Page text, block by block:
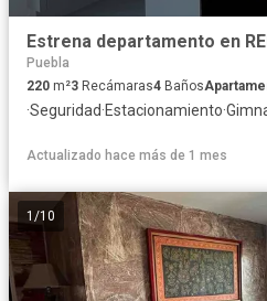
Estrena departamento en
Puebla
220 m²3 Recámaras4 Baños
·Seguridad·Estacionamiento·
Actualizado hace más de 1 mes
1 /10